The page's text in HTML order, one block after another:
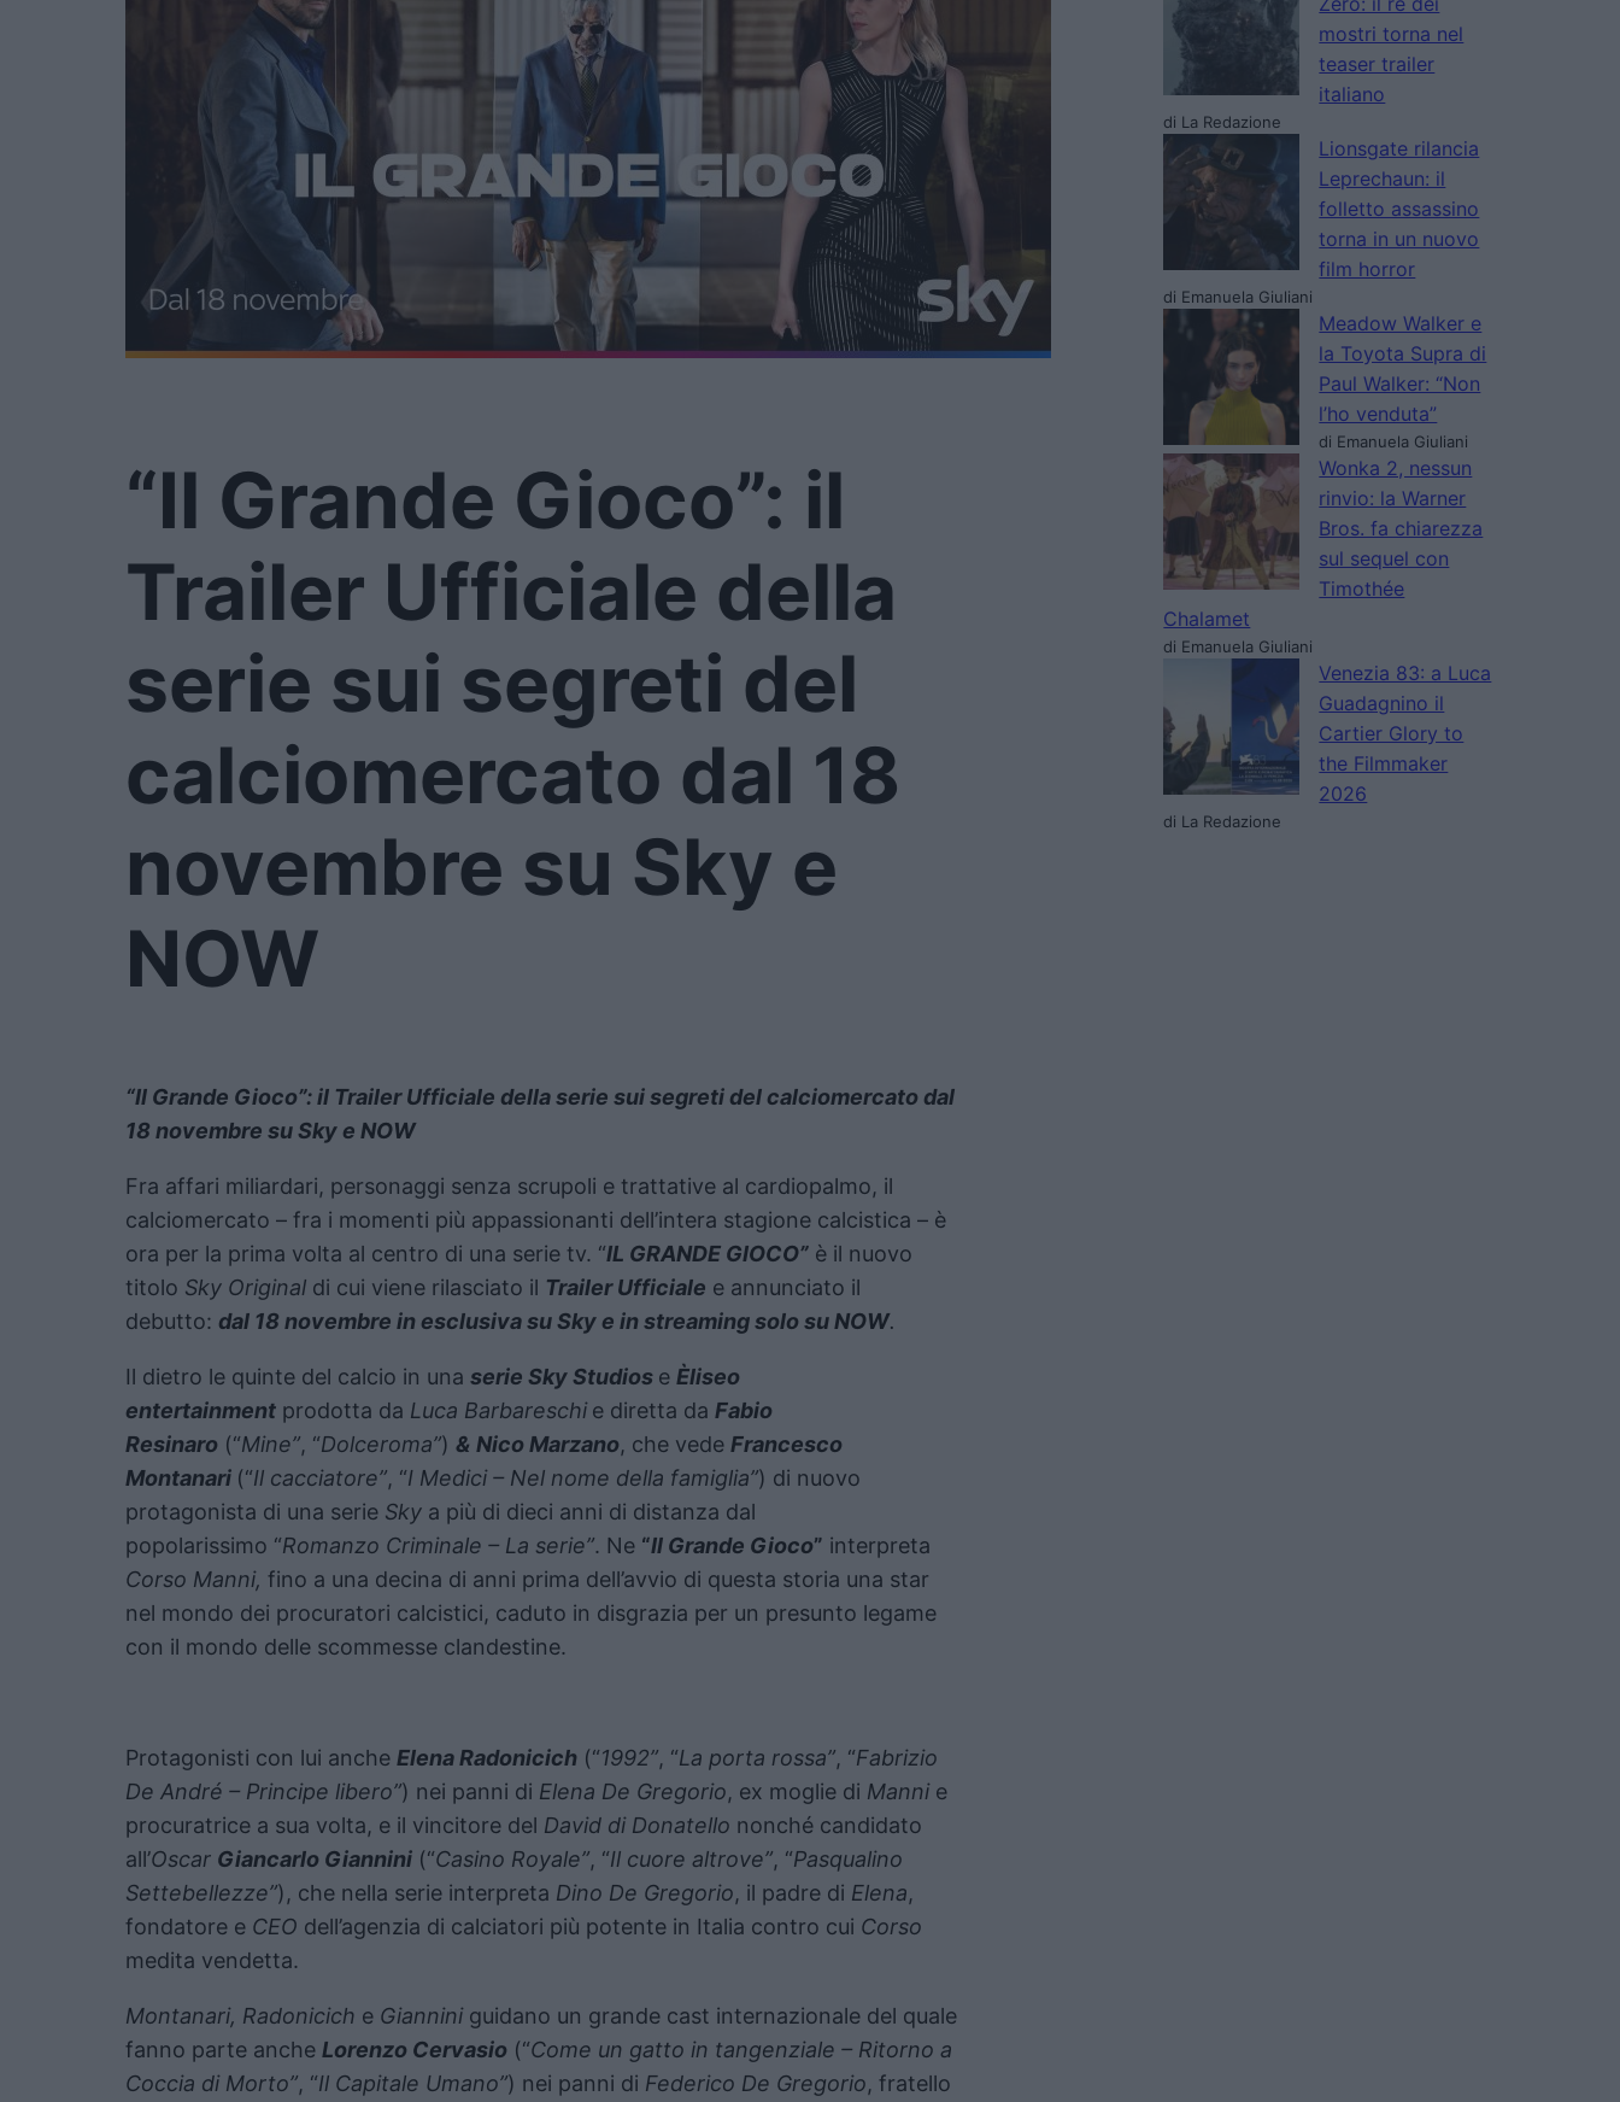
“Il Grande Gioco”: il
Trailer Ufficiale della
serie sui segreti del
calciomercato dal 18
novembre su Sky e
NOW
“Il Grande Gioco”: il Trailer Ufficiale della serie sui segreti del calciomercato dal
18 novembre su Sky e NOW
Fra affari miliardari, personaggi senza scrupoli e trattative al cardiopalmo, il
calciomercato – fra i momenti più appassionanti dell’intera stagione calcistica – è
ora per la prima volta al centro di una serie tv. “IL GRANDE GIOCO” è il nuovo
titolo Sky Original di cui viene rilasciato il Trailer Ufficiale e annunciato il
debutto: dal 18 novembre in esclusiva su Sky e in streaming solo su NOW.
Il dietro le quinte del calcio in una serie Sky Studios e Èliseo
entertainment prodotta da Luca Barbareschi e diretta da Fabio
Resinaro (“Mine”, “Dolceroma”) & Nico Marzano, che vede Francesco
Montanari (“Il cacciatore”, “I Medici – Nel nome della famiglia”) di nuovo
protagonista di una serie Sky a più di dieci anni di distanza dal
popolarissimo “Romanzo Criminale – La serie”. Ne “Il Grande Gioco” interpreta
Corso Manni, fino a una decina di anni prima dell’avvio di questa storia una star
nel mondo dei procuratori calcistici, caduto in disgrazia per un presunto legame
con il mondo delle scommesse clandestine.
Protagonisti con lui anche Elena Radonicich (“1992”, “La porta rossa”, “Fabrizio
De André – Principe libero”) nei panni di Elena De Gregorio, ex moglie di Mannie
procuratrice a sua volta, e il vincitore del David di Donatello nonché candidato
all’Oscar Giancarlo Giannini (“Casino Royale”, “Il cuore altrove”, “Pasqualino
Settebellezze”), che nella serie interpreta Dino De Gregorio, il padre di Elena,
fondatore e CEO dell’agenzia di calciatori più potente in Italia contro cui Corso
medita vendetta.
Montanari, Radonicich e Gianniniguidano un grande cast internazionale del quale
fanno parte anche Lorenzo Cervasio (“Come un gatto in tangenziale – Ritorno a
Coccia di Morto”, “Il Capitale Umano”) nei panni di Federico De Gregorio, fratello
mostri torna nel
teaser trailer
italiano
di La Redazione
Lionsgate rilancia
Leprechaun: il
folletto assassino
torna in un nuovo
film horror
di Emanuela Giuliani
Meadow Walker e
la Toyota Supra di
Paul Walker: “Non
l’ho venduta”
di Emanuela Giuliani
Wonka 2, nessun
rinvio: la Warner
Bros. fa chiarezza
sul sequel con
Timothée
Chalamet
di Emanuela Giuliani
Venezia 83: a Luca
Guadagnino il
Cartier Glory to
the Filmmaker
2026
di La Redazione